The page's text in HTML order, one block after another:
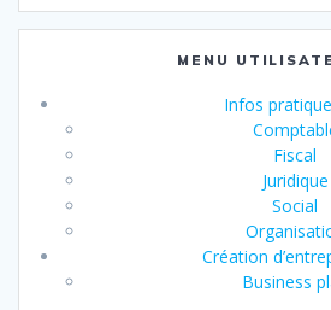
MENU
Infos
Fiscal
Juridique
Social
Création
Business